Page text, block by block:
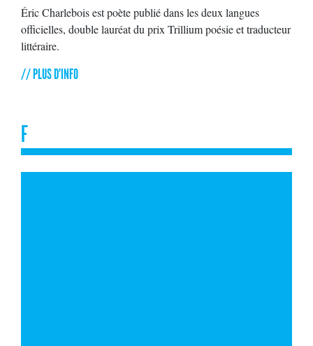
Éric Charlebois est poète publié dans les deux langues
officielles, double lauréat du prix Trillium poésie et traducteur
littéraire.
// PLUS D'INFO
F